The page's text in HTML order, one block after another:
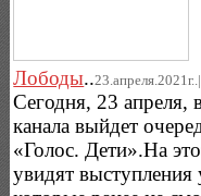
Лободы..
Сегодня, 23 апреля,
канала выйдет
«Голос. Дети».На
увидят выступления